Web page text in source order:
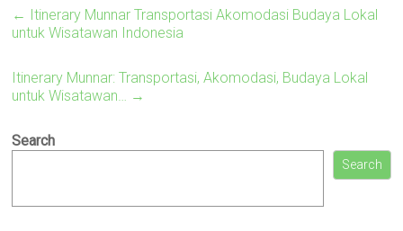
← Itinerary Munnar Transportasi Akomodasi Budaya Lokal
untuk Wisatawan Indonesia
Itinerary Munnar: Transportasi, Akomodasi, Budaya Lokal
untuk Wisatawan… →
Search
Search